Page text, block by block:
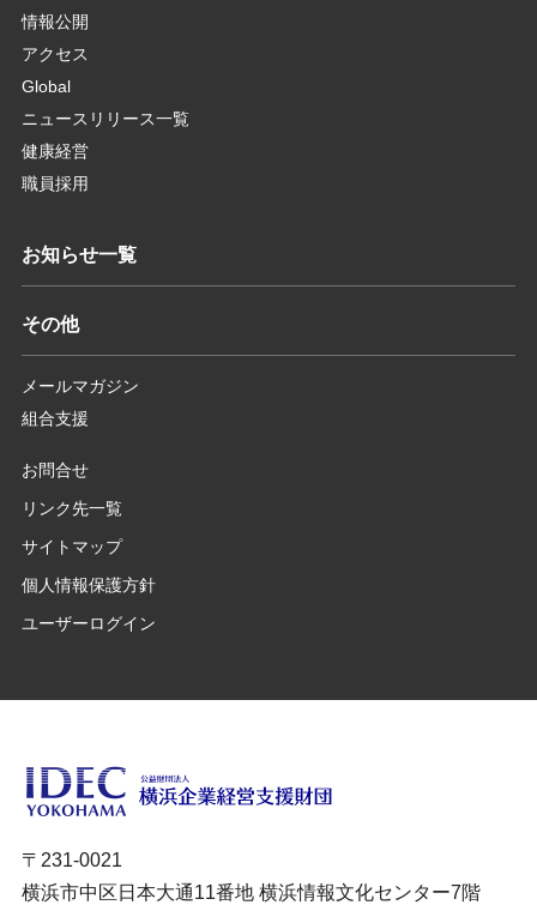
情報公開
アクセス
Global
ニュースリリース一覧
健康経営
職員採用
お知らせ一覧
その他
メールマガジン
組合支援
お問合せ
リンク先一覧
サイトマップ
個人情報保護方針
ユーザーログイン
〒231-0021
横浜市中区日本大通11番地 横浜情報文化センター7階